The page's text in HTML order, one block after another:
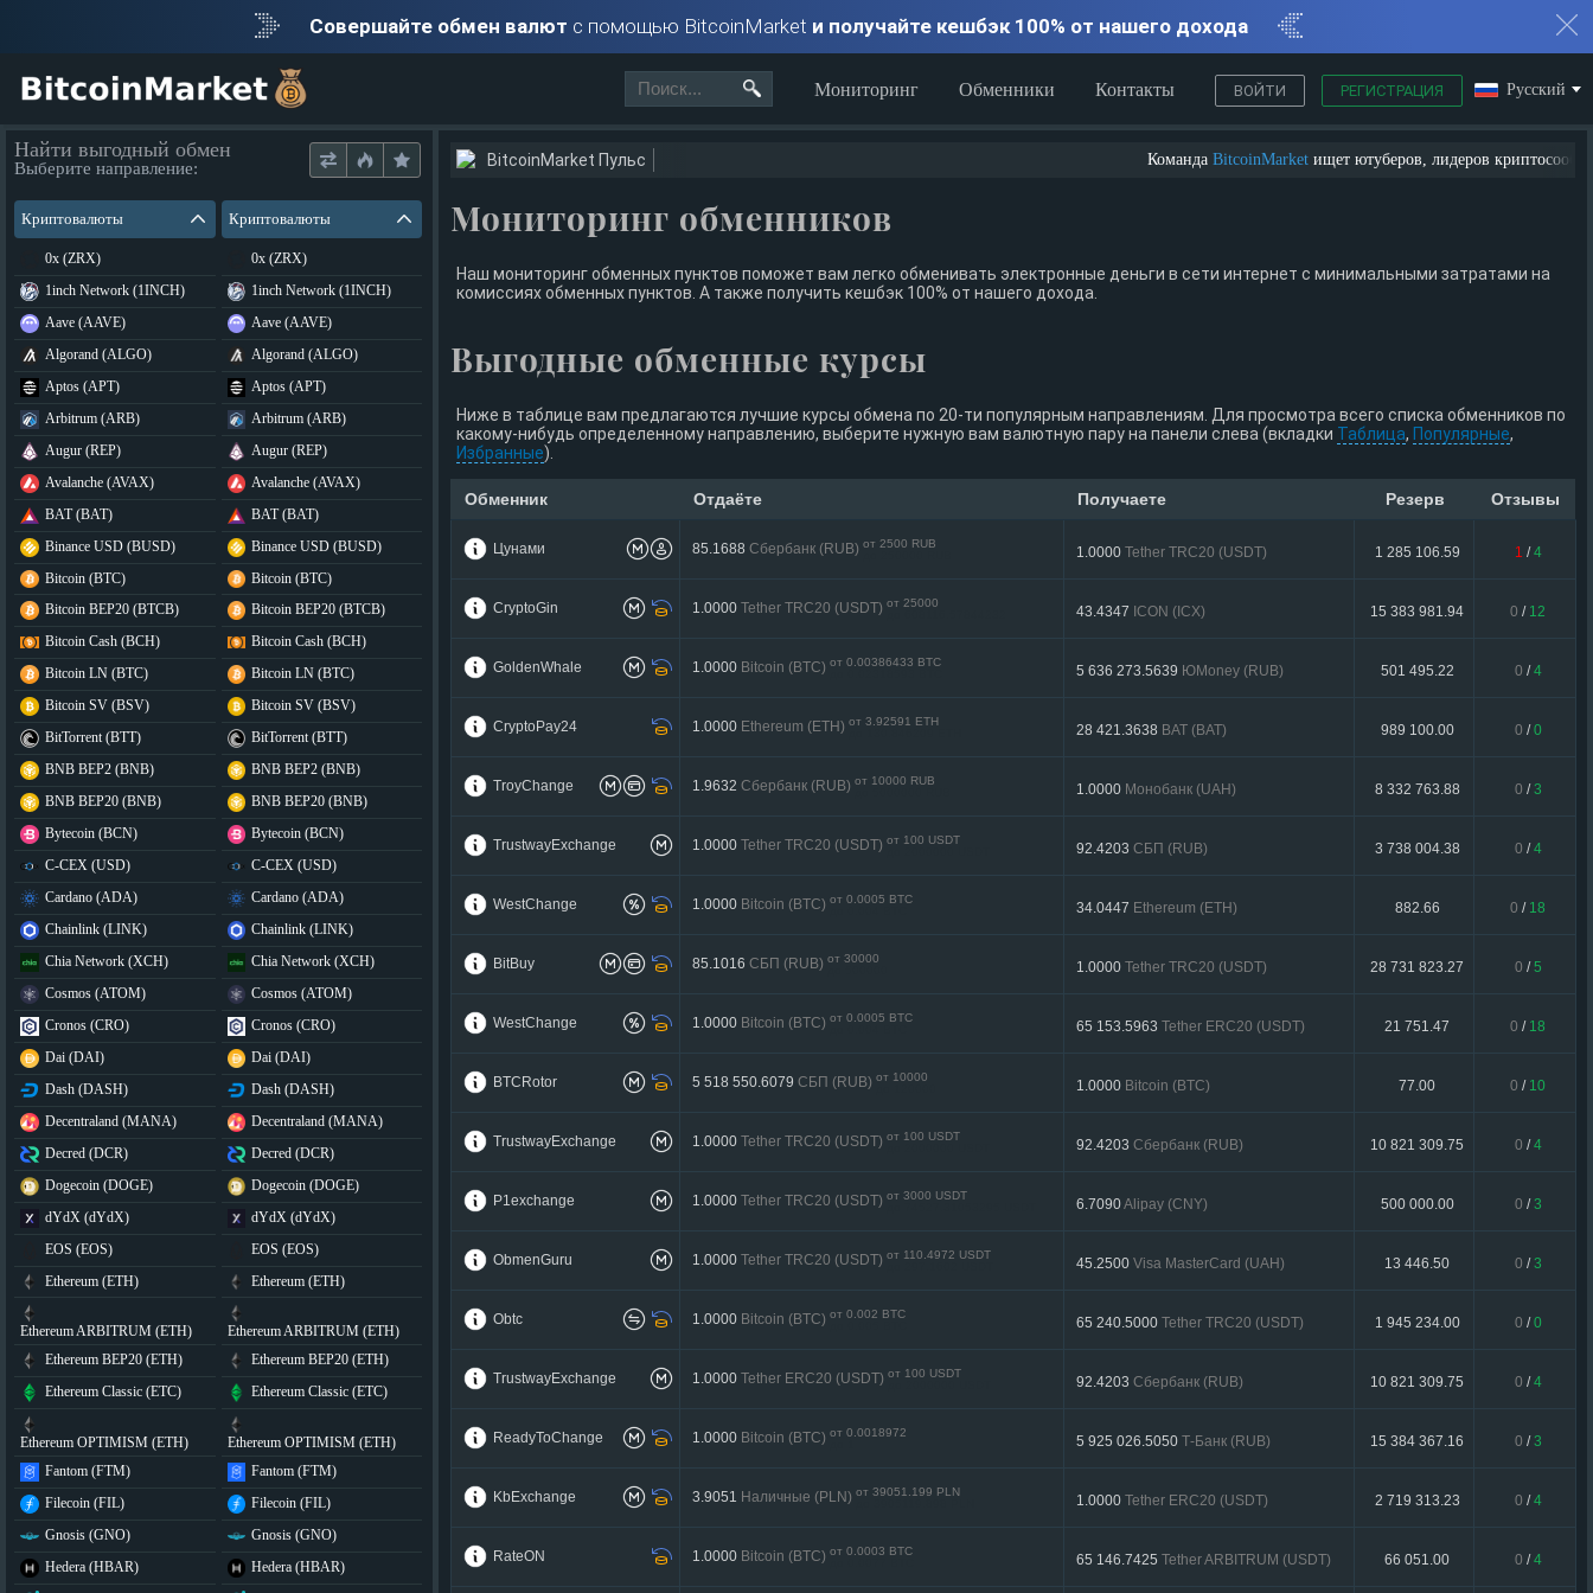
Совершайте обмен валют с помощью BitcoinMarket и получайте кешбэк 100% от нашего дохода
Русский
Мониторинг Обменники Контакты ВОЙТИ РЕГИСТРАЦИЯ
Найти выгодный обмен
Выберите направление:
Криптовалюты
0x (ZRX)
1inch Network (1INCH)
Aave (AAVE)
Algorand (ALGO)
Aptos (APT)
Arbitrum (ARB)
Augur (REP)
Avalanche (AVAX)
BAT (BAT)
Binance USD (BUSD)
Bitcoin (BTC)
Bitcoin BEP20 (BTCB)
Bitcoin Cash (BCH)
Bitcoin LN (BTC)
Bitcoin SV (BSV)
BitTorrent (BTT)
BNB BEP2 (BNB)
BNB BEP20 (BNB)
Bytecoin (BCN)
C-CEX (USD)
Cardano (ADA)
Chainlink (LINK)
Chia Network (XCH)
Cosmos (ATOM)
Cronos (CRO)
Dai (DAI)
Dash (DASH)
Decentraland (MANA)
Decred (DCR)
Dogecoin (DOGE)
dYdX (dYdX)
EOS (EOS)
Ethereum (ETH)
Ethereum ARBITRUM (ETH)
Ethereum BEP20 (ETH)
Ethereum Classic (ETC)
Ethereum OPTIMISM (ETH)
Fantom (FTM)
Filecoin (FIL)
Gnosis (GNO)
Hedera (HBAR)
Криптовалюты
0x (ZRX)
1inch Network (1INCH)
Aave (AAVE)
Algorand (ALGO)
Aptos (APT)
Arbitrum (ARB)
Augur (REP)
Avalanche (AVAX)
BAT (BAT)
Binance USD (BUSD)
Bitcoin (BTC)
Bitcoin BEP20 (BTCB)
Bitcoin Cash (BCH)
Bitcoin LN (BTC)
Bitcoin SV (BSV)
BitTorrent (BTT)
BNB BEP2 (BNB)
BNB BEP20 (BNB)
Bytecoin (BCN)
C-CEX (USD)
Cardano (ADA)
Chainlink (LINK)
Chia Network (XCH)
Cosmos (ATOM)
Cronos (CRO)
Dai (DAI)
Dash (DASH)
Decentraland (MANA)
Decred (DCR)
Dogecoin (DOGE)
dYdX (dYdX)
EOS (EOS)
Ethereum (ETH)
Ethereum ARBITRUM (ETH)
Ethereum BEP20 (ETH)
Ethereum Classic (ETC)
Ethereum OPTIMISM (ETH)
Fantom (FTM)
Filecoin (FIL)
Gnosis (GNO)
Hedera (HBAR)
BitcoinMarket Пульс КомандаBitcoinMarketищет ютуберов, лидеров
Мониторинг обменников
Наш мониторинг обменных пунктов поможет вам легко обменивать электронные деньги в сети интернет с минимальными затратами на
комиссиях обменных пунктов. А также получить кешбэк 100% от нашего дохода.
Выгодные обменные курсы
Ниже в таблице вам предлагаются лучшие курсы обмена по 20-ти популярным направлениям. Для просмотра всего списка обменников по
какому-нибудь определенному направлению, выберите нужную вам валютную пару на панели слева (вкладки Таблица, Популярные,
Избранные).
Обменник Отдаёте Получаете Резерв Отзывы
Цунами 85.1688 Сбербанк (RUB) от 2500 RUB
1.0000 Tether TRC20 (USDT) 1 285 106.59 1 /4
CryptoGin 1.0000 Tether TRC20 (USDT) от 25000
43.4347 ICON (ICX) 15 383 981.94 0 / 12
GoldenWhale 1.0000 Bitcoin (BTC) от 0.00386433 BTC
5 636 273.5639 ЮMoney (RUB) 501 495.22 0 /4
CryptoPay24 1.0000 Ethereum (ETH) от 3.92591 ETH
28 421.3638 BAT (BAT) 989 100.00 0 /0
TroyChange 1.9632 Сбербанк (RUB) от 10000 RUB
1.0000 Монобанк (UAH) 8 332 763.88 0 /3
TrustwayExchange 1.0000 Tether TRC20 (USDT) от 100 USDT
92.4203 СБП (RUB) 3 738 004.38 0 /4
WestChange 1.0000 Bitcoin (BTC) от 0.0005 BTC
34.0447 Ethereum (ETH) 882.66 0 / 18
BitBuy 85.1016 СБП (RUB) от 30000
1.0000 Tether TRC20 (USDT) 28 731 823.27 0 /5
WestChange 1.0000 Bitcoin (BTC) от 0.0005 BTC
65 153.5963 Tether ERC20 (USDT) 21 751.47 0 / 18
BTCRotor 5 518 550.6079 СБП (RUB) от 10000
1.0000 Bitcoin (BTC) 77.00 0 / 10
TrustwayExchange 1.0000 Tether TRC20 (USDT) от 100 USDT
92.4203 Сбербанк (RUB) 10 821 309.75 0 /4
P1exchange 1.0000 Tether TRC20 (USDT) от 3000 USDT
6.7090Alipay (CNY) 500 000.00 0 /3
ObmenGuru 1.0000 Tether TRC20 (USDT) от 110.4972 USDT
45.2500 Visa MasterCard (UAH) 13 446.50 0 /3
Obtc 1.0000 Bitcoin (BTC) от 0.002 BTC
65 240.5000 Tether TRC20 (USDT) 1 945 234.00 0 /0
TrustwayExchange 1.0000 Tether ERC20 (USDT) от 100 USDT
92.4203 Сбербанк (RUB) 10 821 309.75 0 /4
ReadyToChange 1.0000 Bitcoin (BTC) от 0.0018972
5 925 026.5050 Т-Банк (RUB) 15 384 367.16 0 /3
KbExchange 3.9051 Наличные (PLN) от 39051.199 PLN
1.0000 Tether ERC20 (USDT) 2 719 313.23 0 /4
RateON 1.0000 Bitcoin (BTC) от 0.0003 BTC
65 146.7425 Tether ARBITRUM (USDT) 66 051.00 0 /4